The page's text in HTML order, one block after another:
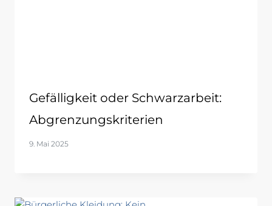
Gefälligkeit oder Schwarzarbeit:
Abgrenzungskriterien
9. Mai 2025